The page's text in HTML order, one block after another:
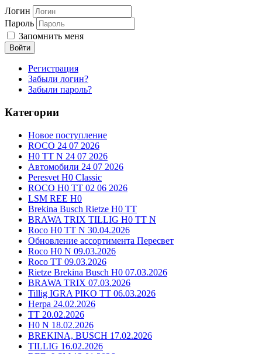
Логин
Пароль
Запомнить меня
Войти
Регистрация
Забыли логин?
Забыли пароль?
Категории
Новое поступление
ROCO 24 07 2026
H0 TT N 24 07 2026
Автомобили 24 07 2026
Peresvet H0 Classic
ROCO H0 TT 02 06 2026
LSM REE H0
Brekina Busch Rietze H0 TT
BRAWA TRIX TILLIG H0 TT N
Roco H0 TT N 30.04.2026
Обновление ассортимента Пересвет
Roco H0 N 09.03.2026
Roco TT 09.03.2026
Rietze Brekina Busch H0 07.03.2026
BRAWA TRIX 07.03.2026
Tillig IGRA PIKO TT 06.03.2026
Herpa 24.02.2026
TT 20.02.2026
H0 N 18.02.2026
BREKINA, BUSCH 17.02.2026
TILLIG 16.02.2026